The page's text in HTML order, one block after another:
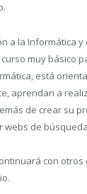
a la Informática
muy básico
está
aprendan a
de crear su
webs de
con